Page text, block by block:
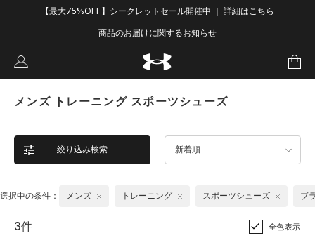
【最大75%OFF】シークレットセール開催中 ｜ 詳細はこちら
商品のお届けに関するお知らせ
メンズ トレーニング スポーツシューズ
絞り込み検索 新着順
選択中の条件： メンズ トレーニング スポーツシューズ ブ
3件 全色表示